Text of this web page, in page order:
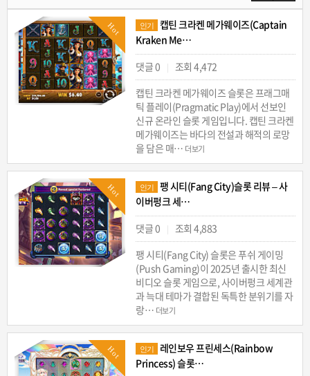
Hot 인기
캡틴 크라켄 메가웨이즈(Captain
Kraken Me…
댓글 0
| 조회 4,472
캡틴 크라켄 메가웨이즈 슬롯은 프래그매
틱 플레이(Pragmatic Play)에서 선보인
신규 온라인 슬롯 게임입니다. 캡틴 크라켄
메가웨이즈는 바다의 전설과 해적의 로망
을 담은 매… 더보기
Hot 인기
팽 시티(Fang City)슬롯 리뷰 – 사
이버펑크 세…
댓글 0
| 조회 4,883
팽 시티(Fang City) 슬롯은 푸쉬 게이밍
(Push Gaming)이 2025년 출시한 최신
비디오 슬롯 게임으로, 사이버펑크 세계관
과 늑대 테마가 결합된 독특한 분위기를 자
랑… 더보기
Hot 인기
레인보우 프린세스(Rainbow
Princess) 슬롯…